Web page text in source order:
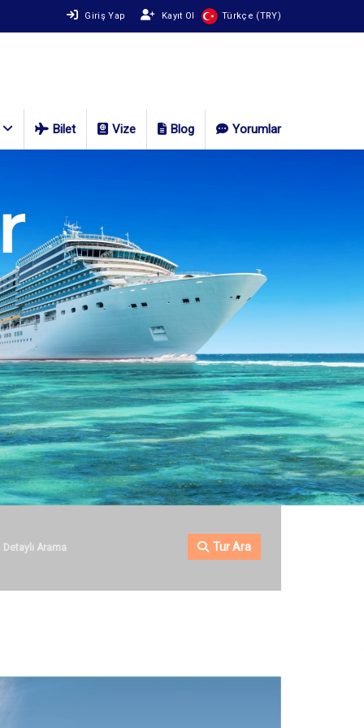
Giriş Yap Kayıt Ol Türkçe (TRY)
Bilet Vize Blog Yorumlar
Detaylı Arama Tur Ara